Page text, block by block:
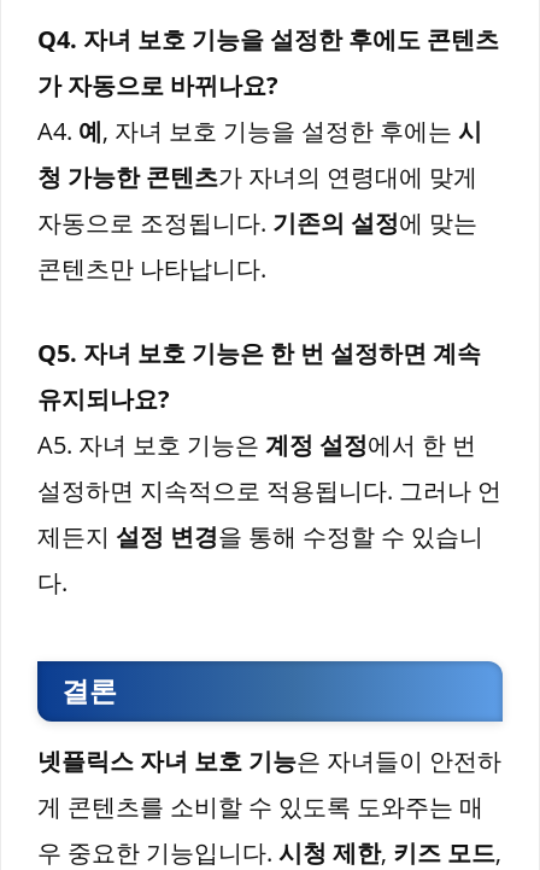
Q4. 자녀 보호 기능을 설정한 후에도 콘텐츠
가 자동으로 바뀌나요?
A4. 예, 자녀 보호 기능을 설정한 후에는 시
청 가능한 콘텐츠가 자녀의 연령대에 맞게
자동으로 조정됩니다. 기존의 설정에 맞는
콘텐츠만 나타납니다.
Q5. 자녀 보호 기능은 한 번 설정하면 계속
유지되나요?
A5. 자녀 보호 기능은 계정 설정에서 한 번
설정하면 지속적으로 적용됩니다. 그러나 언
제든지 설정 변경을 통해 수정할 수 있습니
다.
결론
넷플릭스 자녀 보호 기능은 자녀들이 안전하
게 콘텐츠를 소비할 수 있도록 도와주는 매
우 중요한 기능입니다. 시청 제한, 키즈 모드,